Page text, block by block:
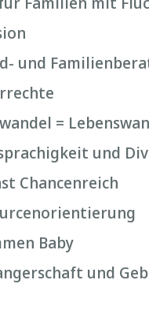
und
=
und
Chancenreich
Baby
und